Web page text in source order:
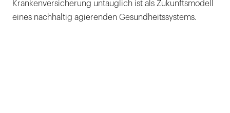
Krankenversicherung untauglich ist als Zukunftsmodell
eines nachhaltig agierenden Gesundheitssystems.